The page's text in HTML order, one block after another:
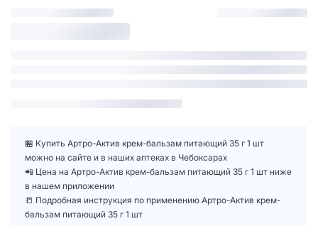
🏪 Купить Артро-Актив крем-бальзам питающий 35 г 1 шт
можно на сайте и в наших аптеках в Чебоксарах
📲 Цена на Артро-Актив крем-бальзам питающий 35 г 1 шт ниже
в нашем приложении
📒 Подробная инструкция по применению Артро-Актив крем-
бальзам питающий 35 г 1 шт